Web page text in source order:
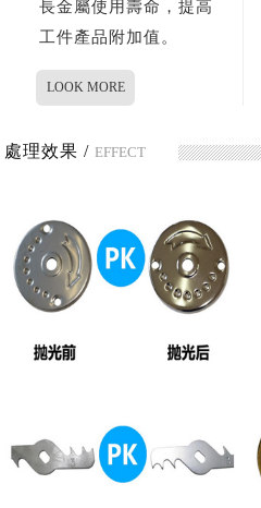
長金屬使用壽命，提高
工件產品附加值。
LOOK MORE
處理效果 /EFFECT